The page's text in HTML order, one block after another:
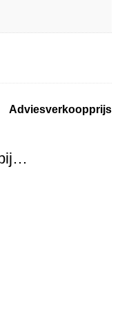
Adviesverkoopprijs